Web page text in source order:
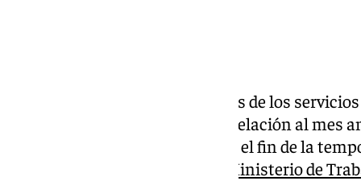
El paro registrado en las oficinas de los
26.769 personas en octubre en relación al mes
todo, por el sector servicios tras el fin de la
Ministerio de